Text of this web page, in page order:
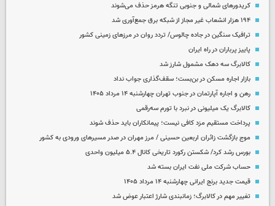
کریدورهای شمالی و جنوبی تنگه هرمز حذف می‌شوند
۱۹۴ هزار انشعاب غیر مجاز از شبکه برق جمع‌آوری شد
ترافیک سنگین در جاده چالوس/ تردد روان در مرزهای زمینی کشور
پاییز پرباران در راه ایران
کالابرگ سه دهک مشمول شارز شد
بازار اجاره مسکن در بن‌بست؛ سقف‌گذاری جواب نداد
رهن و اجاره آپارتمان در جنوب تهران چهارشنبه ۱۴ مرداد ۱۴۰۵
کالابرگ یک میلیونی در نبرد با تورم سه‌رقمی
پرداخت مستقیم مزد کافی نیست؛ پیمانکاران باید حذف شوند
موج بازگشت زائران اربعین حسینی / مرز مهران در صدر مسیرهای ورودی به کشور
بورس رشد کرد/ شکستن رکورد تاریخی کانال ۵.۴ میلیون واحدی
حساب‌ شرکت ملی نفت ایران بسته شد
قیمت جدید برنج ایرانی چهارشنبه ۱۴ مرداد ۱۴۰۵
تغییر مهم در کالابرگ؛ زمانبندی‌ شارژ اعتبار عوض شد